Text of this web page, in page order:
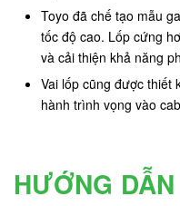
Toyo đã chế tạo mẫu
tốc độ cao. Lốp cứng
và cải thiện khả năng
Vai lốp cũng được thiết
hành trình vọng vào
HƯỚNG